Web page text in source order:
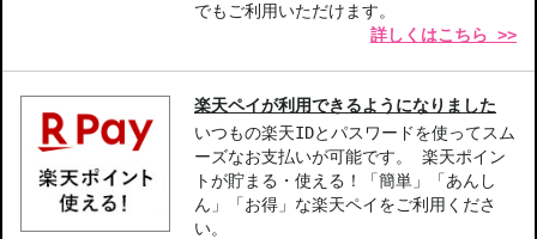
でもご利用いただけます。
詳しくはこちら >>
楽天ペイが利用できるようになりました
いつもの楽天IDとパスワードを使ってスム
ーズなお支払いが可能です。 楽天ポイン
トが貯まる・使える！「簡単」「あんし
ん」「お得」な楽天ペイをご利用くださ
い。